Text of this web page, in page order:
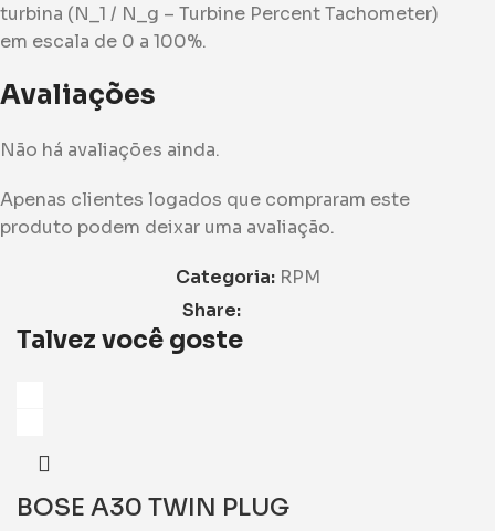
turbina (N_1 / N_g – Turbine Percent Tachometer)
em escala de 0 a 100%.
Avaliações
Não há avaliações ainda.
Apenas clientes logados que compraram este
produto podem deixar uma avaliação.
Categoria: RPM
Share:
Talvez você goste
BOSE A30 TWIN PLUG